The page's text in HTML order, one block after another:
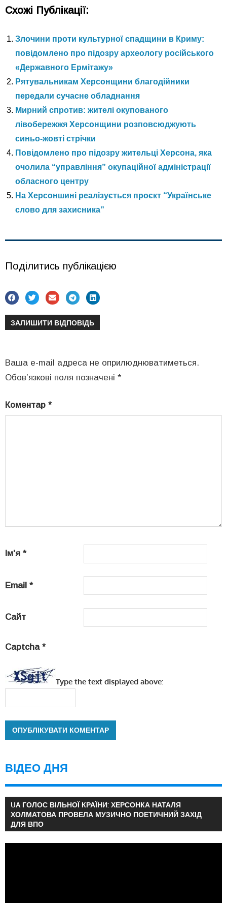
Схожі Публікації:
Злочини проти культурної спадщини в Криму:
повідомлено про підозру археологу російського
«Державного Ермітажу»
Рятувальникам Херсонщини благодійники
передали сучасне обладнання
Мирний спротив: жителі окупованого
лівобережжя Херсонщини розповсюджують
синьо-жовті стрічки
Повідомлено про підозру жительці Херсона, яка
очолила “управління” окупаційної адміністрації
обласного центру
На Херсоншині реалізується проєкт “Українське
слово для захисника”
Поділитись публікацією
ЗАЛИШИТИ ВІДПОВІДЬ
Ваша e-mail адреса не оприлюднюватиметься.
Обов’язкові поля позначені *
Коментар *
Ім'я *
Email *
Сайт
Captcha *
Type the text displayed above:
ВІДЕО ДНЯ
UA ГОЛОС ВІЛЬНОЇ КРАЇНИ: ХЕРСОНКА НАТАЛЯ
ХОЛМАТОВА ПРОВЕЛА МУЗИЧНО ПОЕТИЧНИЙ ЗАХІД
ДЛЯ ВПО